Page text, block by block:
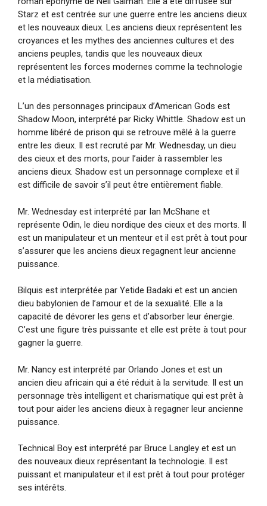
Starz et est centrée sur une guerre entre les anciens dieux
et les nouveaux dieux. Les anciens dieux représentent les
croyances et les mythes des anciennes cultures et des
anciens peuples, tandis que les nouveaux dieux
représentent les forces modernes comme la technologie
et la médiatisation.
L’un des personnages principaux d’American Gods est
Shadow Moon, interprété par Ricky Whittle. Shadow est un
homme libéré de prison qui se retrouve mêlé à la guerre
entre les dieux. Il est recruté par Mr. Wednesday, un dieu
des cieux et des morts, pour l’aider à rassembler les
anciens dieux. Shadow est un personnage complexe et il
est difficile de savoir s’il peut être entièrement fiable.
Mr. Wednesday est interprété par Ian McShane et
représente Odin, le dieu nordique des cieux et des morts. Il
est un manipulateur et un menteur et il est prêt à tout pour
s’assurer que les anciens dieux regagnent leur ancienne
puissance.
Bilquis est interprétée par Yetide Badaki et est un ancien
dieu babylonien de l’amour et de la sexualité. Elle a la
capacité de dévorer les gens et d’absorber leur énergie.
C’est une figure très puissante et elle est prête à tout pour
gagner la guerre.
Mr. Nancy est interprété par Orlando Jones et est un
ancien dieu africain qui a été réduit à la servitude. Il est un
personnage très intelligent et charismatique qui est prêt à
tout pour aider les anciens dieux à regagner leur ancienne
puissance.
Technical Boy est interprété par Bruce Langley et est un
des nouveaux dieux représentant la technologie. Il est
puissant et manipulateur et il est prêt à tout pour protéger
ses intérêts.